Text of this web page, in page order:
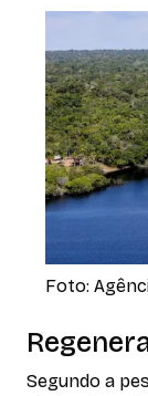
Foto:
Segundo a